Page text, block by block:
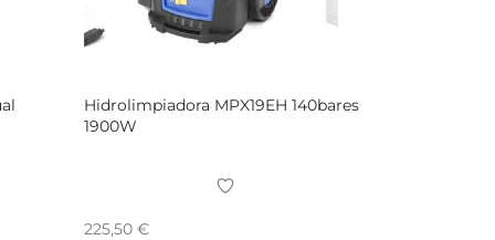
Hidrolimpiadora MPX19EH 140bares
1900W
225,50 €